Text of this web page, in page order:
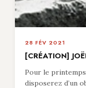
28 FÉV 2021
[CRÉATION]
Pour le
disposerez d’un